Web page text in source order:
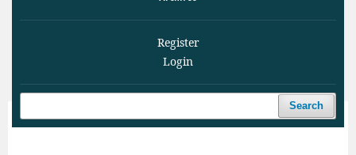
Register
Login
Search
Home / Archives / Vol. 6 No. 3 (2023) / Articles